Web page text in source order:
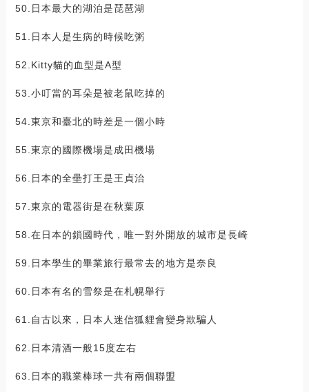
50.日本最大的湖泊是琵琶湖
51.日本人是生病的時候吃粥
52.Kitty貓的血型是A型
53.小叮當的耳朵是被老鼠吃掉的
54.東京和臺北的時差是一個小時
55.東京的國際機場是成田機場
56.日本的全壘打王是王貞治
57.東京的電器街是在秋葉原
58.在日本的鎖國時代，唯一對外開放的城市是長崎
59.日本學生的畢業旅行最常去的地方是奈良
60.日本有名的雪祭是在札幌舉行
61.自古以來，日本人迷信狐貍會變身欺騙人
62.日本清酒一般15度左右
63.日本的職業棒球一共有兩個聯盟